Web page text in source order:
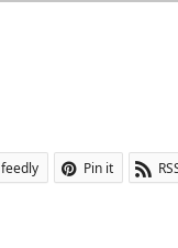
feedly Pin it